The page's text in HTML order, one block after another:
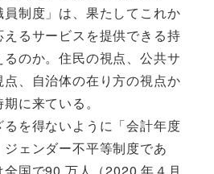
制度」は、果たしてこれか
るサービスを提供できる持
のか。住民の視点、公共サ
、自治体の在り方の視点か
に来ている。
を得ないように「会計年度
ェンダー不平等制度であ
国で90 万人（2020 年４月